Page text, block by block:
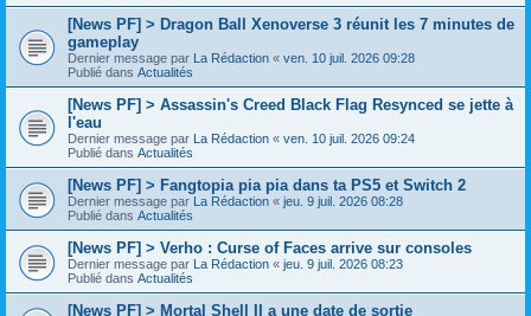
[News PF] > Dragon Ball Xenoverse 3 réunit les 7 minutes de
gameplay
Dernier message par La Rédaction « ven. 10 juil. 2026 09:28
Publié dans Actualités
[News PF] > Assassin's Creed Black Flag Resynced se jette à
l'eau
Dernier message par La Rédaction « ven. 10 juil. 2026 09:24
Publié dans Actualités
[News PF] > Fangtopia pia pia dans ta PS5 et Switch 2
Dernier message par La Rédaction « jeu. 9 juil. 2026 08:28
Publié dans Actualités
[News PF] > Verho : Curse of Faces arrive sur consoles
Dernier message par La Rédaction « jeu. 9 juil. 2026 08:23
Publié dans Actualités
[News PF] > Mortal Shell II a une date de sortie